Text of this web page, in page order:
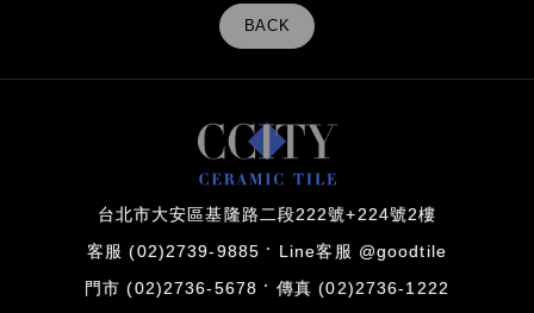
BACK
台北市大安區基隆路二段222號+224號2樓
客服 (02)2739-9885 Line客服 @goodtile
門市 (02)2736-5678 傳真 (02)2736-1222